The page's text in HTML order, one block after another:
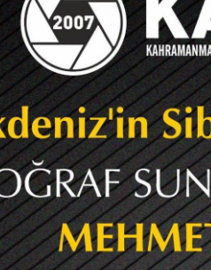
GÜNLÜK HABER AKIŞI
PUSULA MARAŞ KAMPINDA
VE FOTOĞRAFÇILIĞI